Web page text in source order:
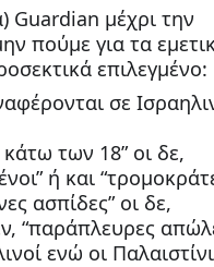
Guardian μέχρι την
πούμε για τα
επιλεγμένο:
σε
κάτω των 18” οι δε,
ή και
ασπίδες” οι δε,
“παράπλευρες
ενώ οι